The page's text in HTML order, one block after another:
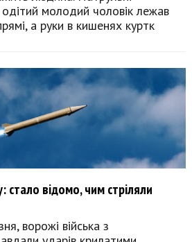
молодий чоловік лежав
а руки в кишенях куртк
стало відомо, чим стріляли
ворожі війська з